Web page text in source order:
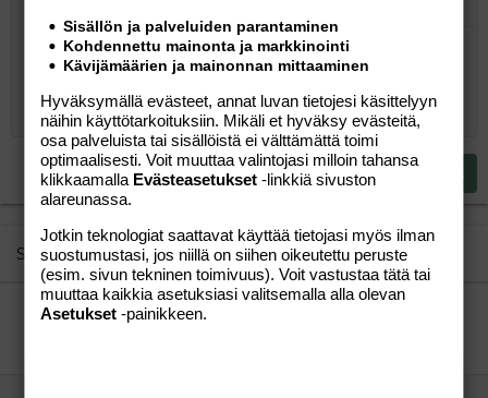
Järjestämätön lista
Pienennä sisennystä
Fontin koko
9
12
15
18
26
Tekstiväri
KirjasintyyliArial
Courier New
Georgia
Tahoma
Trebuchet MS
Verdana
YliviivaaAlleviivattu
Rivinsisäinen koodi
Rivinsisäinen spoiler
Tasaus Tasaa vasemmalle
Tasaa oikealle
Justify text
Paragraph format
Normal
Heading 1
Heading 2
Heading 3
LainausLisää video/media
Lisää taulukko
Insert horizontal line
SpoilerKoodi
Tee uudelleen
BBCode-näkymä
Poista muotoilu
LuonnoksetTallenna luonnos
Kirjoita vastaus...
Lähetä vastaus
Similar threads
Vaatteiden nimikointi
Sisällön ja palveluiden parantaminen
Kohdennettu mainonta ja markkinointi
Kävijämäärien ja mainonnan mittaaminen
Hyväksymällä evästeet, annat luvan tietojesi käsittelyyn
näihin käyttötarkoituksiin. Mikäli et hyväksy evästeitä,
osa palveluista tai sisällöistä ei välttämättä toimi
optimaalisesti. Voit muuttaa valintojasi milloin tahansa
klikkaamalla Evästeasetukset -linkkiä sivuston
alareunassa.
Jotkin teknologiat saattavat käyttää tietojasi myös ilman
suostumustasi, jos niillä on siihen oikeutettu peruste
(esim. sivun tekninen toimivuus). Voit vastustaa tätä tai
muuttaa kaikkia asetuksiasi valitsemalla alla olevan
Asetukset -painikkeen.